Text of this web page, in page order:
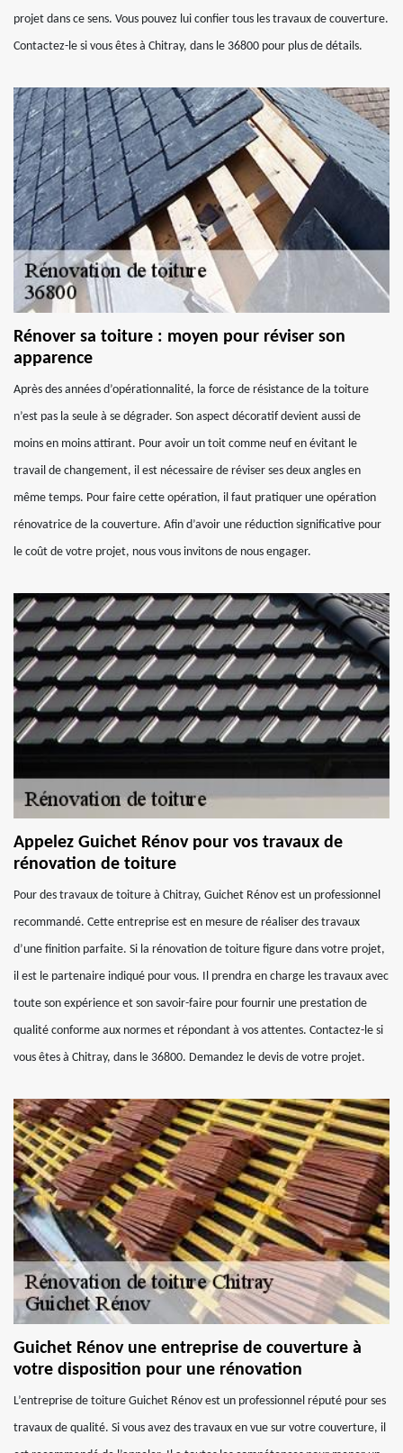
projet dans ce sens. Vous pouvez lui confier tous les travaux de couverture.
Contactez-le si vous êtes à Chitray, dans le 36800 pour plus de détails.
Rénover sa toiture : moyen pour réviser son
apparence
Après des années d’opérationnalité, la force de résistance de la toiture
n’est pas la seule à se dégrader. Son aspect décoratif devient aussi de
moins en moins attirant. Pour avoir un toit comme neuf en évitant le
travail de changement, il est nécessaire de réviser ses deux angles en
même temps. Pour faire cette opération, il faut pratiquer une opération
rénovatrice de la couverture. Afin d’avoir une réduction significative pour
le coût de votre projet, nous vous invitons de nous engager.
Appelez Guichet Rénov pour vos travaux de
rénovation de toiture
Pour des travaux de toiture à Chitray, Guichet Rénov est un professionnel
recommandé. Cette entreprise est en mesure de réaliser des travaux
d’une finition parfaite. Si la rénovation de toiture figure dans votre projet,
il est le partenaire indiqué pour vous. Il prendra en charge les travaux avec
toute son expérience et son savoir-faire pour fournir une prestation de
qualité conforme aux normes et répondant à vos attentes. Contactez-le si
vous êtes à Chitray, dans le 36800. Demandez le devis de votre projet.
Guichet Rénov une entreprise de couverture à
votre disposition pour une rénovation
L’entreprise de toiture Guichet Rénov est un professionnel réputé pour ses
travaux de qualité. Si vous avez des travaux en vue sur votre couverture, il